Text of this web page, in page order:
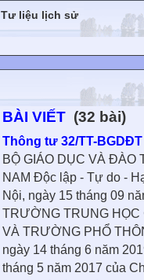
Tư liệu lịch sử
BÀI VIẾT (32 bài)
Thông tư 32/TT-
BỘ GIÁO DỤC VÀ ĐÀO
NAM Độc lập - Tự do -
Nội, ngày 15 tháng 09
TRƯỜNG TRUNG
VÀ TRƯỜNG PHỔ
ngày 14 tháng 6 năm
tháng 5 năm 2017 của